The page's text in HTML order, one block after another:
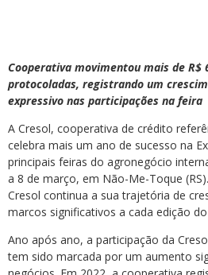
Cooperativa movimentou mais de R$
protocoladas, registrando um
expressivo nas participações na feira
A Cresol, cooperativa de crédito
celebra mais um ano de sucesso na
principais feiras do agronegócio
a 8 de março, em Não-Me-Toque
Cresol continua a sua trajetória de
marcos significativos a cada edição
Ano após ano, a participação da
tem sido marcada por um aumento